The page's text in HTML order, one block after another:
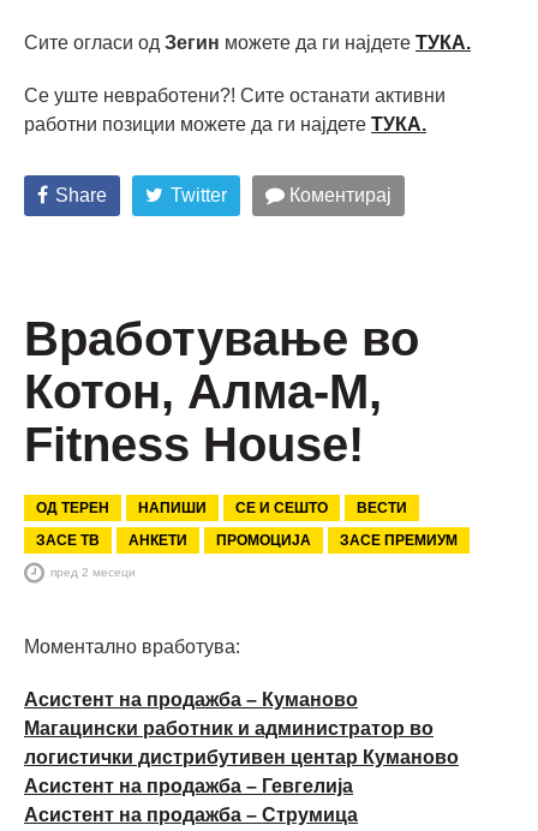
Сите огласи од Зегин можете да ги најдете ТУКА.
Се уште невработени?! Сите останати активни
работни позиции можете да ги најдете ТУКА.
Share Twitter Коментирај
Вработување во
Котон, Алма-М,
Fitness House!
ОД ТЕРЕН НАПИШИ СЕ И СЕШТО
ВЕСТИ
ЗАСЕ ТВ
АНКЕТИ ПРОМОЦИЈА ЗАСЕ ПРЕМИУМ
пред 2 месеци
Моментално вработува:
Асистент на продажба – Куманово
Магацински работник и администратор во
логистички дистрибутивен центар Куманово
Асистент на продажба – Гевгелија
Асистент на продажба – Струмица